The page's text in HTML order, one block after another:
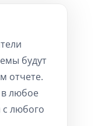
будут
отчете.
любое
любого